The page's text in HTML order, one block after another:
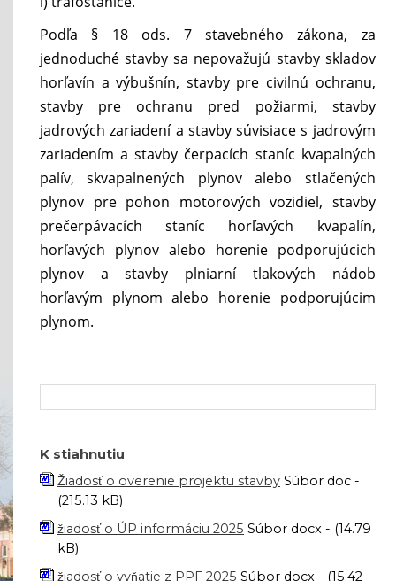
Podľa § 18 ods. 7 stavebného zákona, za
jednoduché stavby sa nepovažujú stavby skladov
horľavín a výbušnín, stavby pre civilnú ochranu,
stavby pre ochranu pred požiarmi, stavby
jadrových zariadení a stavby súvisiace s jadrovým
zariadením a stavby čerpacích staníc kvapalných
palív, skvapalnených plynov alebo stlačených
plynov pre pohon motorových vozidiel, stavby
prečerpávacích staníc horľavých kvapalín,
horľavých plynov alebo horenie podporujúcich
plynov a stavby plniarní tlakových nádob
horľavým plynom alebo horenie podporujúcim
plynom.
K stiahnutiu
Žiadosť o overenie projektu stavby Súbor doc -
(215.13 kB)
žiadosť o ÚP informáciu 2025 Súbor docx - (14.79
kB)
žiadosť o vyňatie z PPF 2025 Súbor docx - (15.42